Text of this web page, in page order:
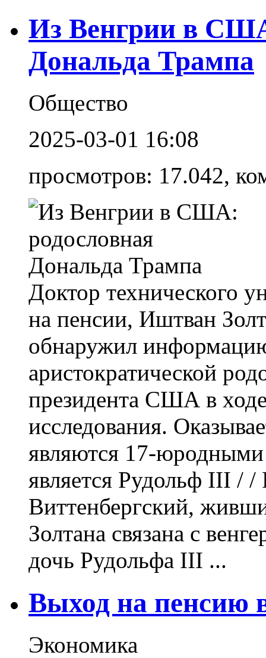
Из Венгрии в
Дональда Трампа
Общество
2025-03-01 16:08
просмотров: 17.042,
Доктор технического
на пенсии, Иштван
обнаружил
аристократической
президента США в ходе
исследования.
являются 17-
является Рудольф III /
Виттенбергский,
Золтана связана с
дочь Рудольфа III ...
Выход на пенсию
Экономика